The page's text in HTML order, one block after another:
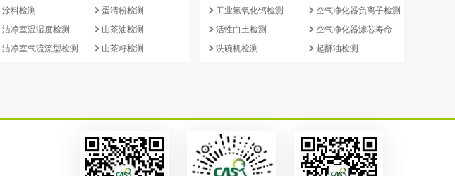
涂料检测
洁净室温湿度检测
洁净室气流流型检测
蛋清粉检测
山茶油检测
山茶籽检测
工业氢氧化钙检测
活性白土检测
洗碗机检测
空气净化器负离子检测
空气净化器滤芯寿命检测
起酥油检测